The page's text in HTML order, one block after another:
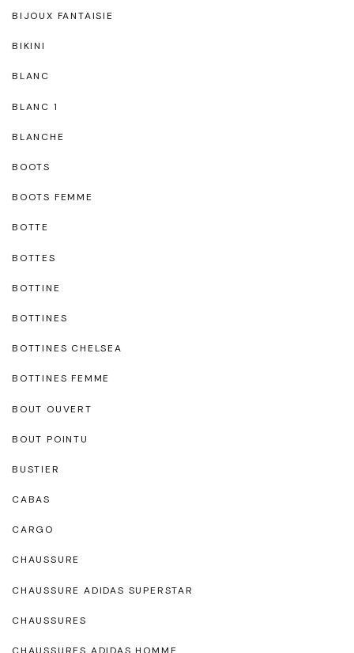
BIJOUX FANTAISIE
BIKINI
BLANC
BLANC 1
BLANCHE
BOOTS
BOOTS FEMME
BOTTE
BOTTES
BOTTINE
BOTTINES
BOTTINES CHELSEA
BOTTINES FEMME
BOUT OUVERT
BOUT POINTU
BUSTIER
CABAS
CARGO
CHAUSSURE
CHAUSSURE ADIDAS SUPERSTAR
CHAUSSURES